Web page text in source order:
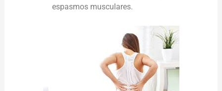
espasmos musculares.